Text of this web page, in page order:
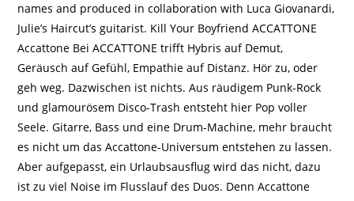
names and produced in collaboration with Luca Giovanardi,
Julie’s Haircut’s guitarist. Kill Your Boyfriend ACCATTONE
Accattone Bei ACCATTONE trifft Hybris auf Demut,
Geräusch auf Gefühl, Empathie auf Distanz. Hör zu, oder
geh weg. Dazwischen ist nichts. Aus räudigem Punk-Rock
und glamourösem Disco-Trash entsteht hier Pop voller
Seele. Gitarre, Bass und eine Drum-Machine, mehr braucht
es nicht um das Accattone-Universum entstehen zu lassen.
Aber aufgepasst, ein Urlaubsausflug wird das nicht, dazu
ist zu viel Noise im Flusslauf des Duos. Denn Accattone